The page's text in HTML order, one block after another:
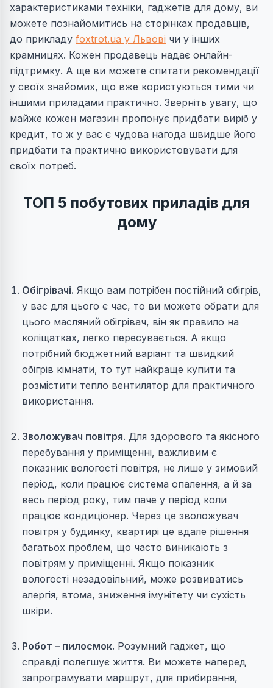
характеристиками техніки, гаджетів для дому, ви
можете познайомитись на сторінках продавців,
до прикладу foxtrot.ua у Львові чи у інших
крамницях. Кожен продавець надає онлайн-
підтримку. А ще ви можете спитати рекомендації
у своїх знайомих, що вже користуються тими чи
іншими приладами практично. Зверніть увагу, що
майже кожен магазин пропонує придбати виріб у
кредит, то ж у вас є чудова нагода швидше його
придбати та практично використовувати для
своїх потреб.
ТОП 5 побутових приладів для
дому
Обігрівачі. Якщо вам потрібен постійний обігрів,
у вас для цього є час, то ви можете обрати для
цього масляний обігрівач, він як правило на
коліщатках, легко пересувається. А якщо
потрібний бюджетний варіант та швидкий
обігрів кімнати, то тут найкраще купити та
розмістити тепло вентилятор для практичного
використання.
Зволожувач повітря. Для здорового та якісного
перебування у приміщенні, важливим є
показник вологості повітря, не лише у зимовий
період, коли працює система опалення, а й за
весь період року, тим паче у період коли
працює кондиціонер. Через це зволожувач
повітря у будинку, квартирі це вдале рішення
багатьох проблем, що часто виникають з
повітрям у приміщенні. Якщо показник
вологості незадовільний, може розвиватись
алергія, втома, зниження імунітету чи сухість
шкіри.
Робот – пилосмок. Розумний гаджет, що
справді полегшує життя. Ви можете наперед
запрограмувати маршрут, для прибирання,